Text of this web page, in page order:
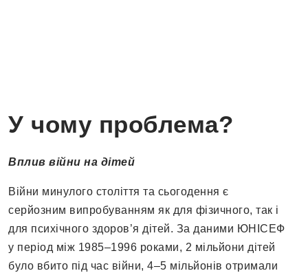
У чому проблема?
Вплив війни на дітей
Війни минулого століття та сьогодення є
серйозним випробуванням як для фізичного, так і
для психічного здоров’я дітей. За даними ЮНІСЕФ
у період між 1985–1996 роками, 2 мільйони дітей
було вбито під час війни, 4–5 мільйонів отримали